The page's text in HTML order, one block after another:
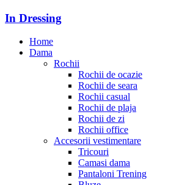
In Dressing
Home
Dama
Rochii
Rochii de ocazie
Rochii de seara
Rochii casual
Rochii de plaja
Rochii de zi
Rochii office
Accesorii vestimentare
Tricouri
Camasi dama
Pantaloni Trening